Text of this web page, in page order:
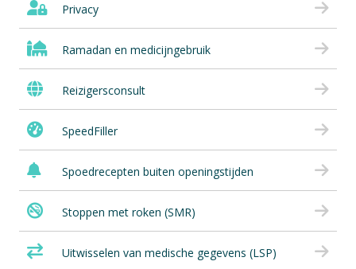
Privacy
Ramadan en medicijngebruik
Reizigersconsult
SpeedFiller
Spoedrecepten buiten openingstijden
Stoppen met roken (SMR)
Uitwisselen van medische gegevens (LSP)